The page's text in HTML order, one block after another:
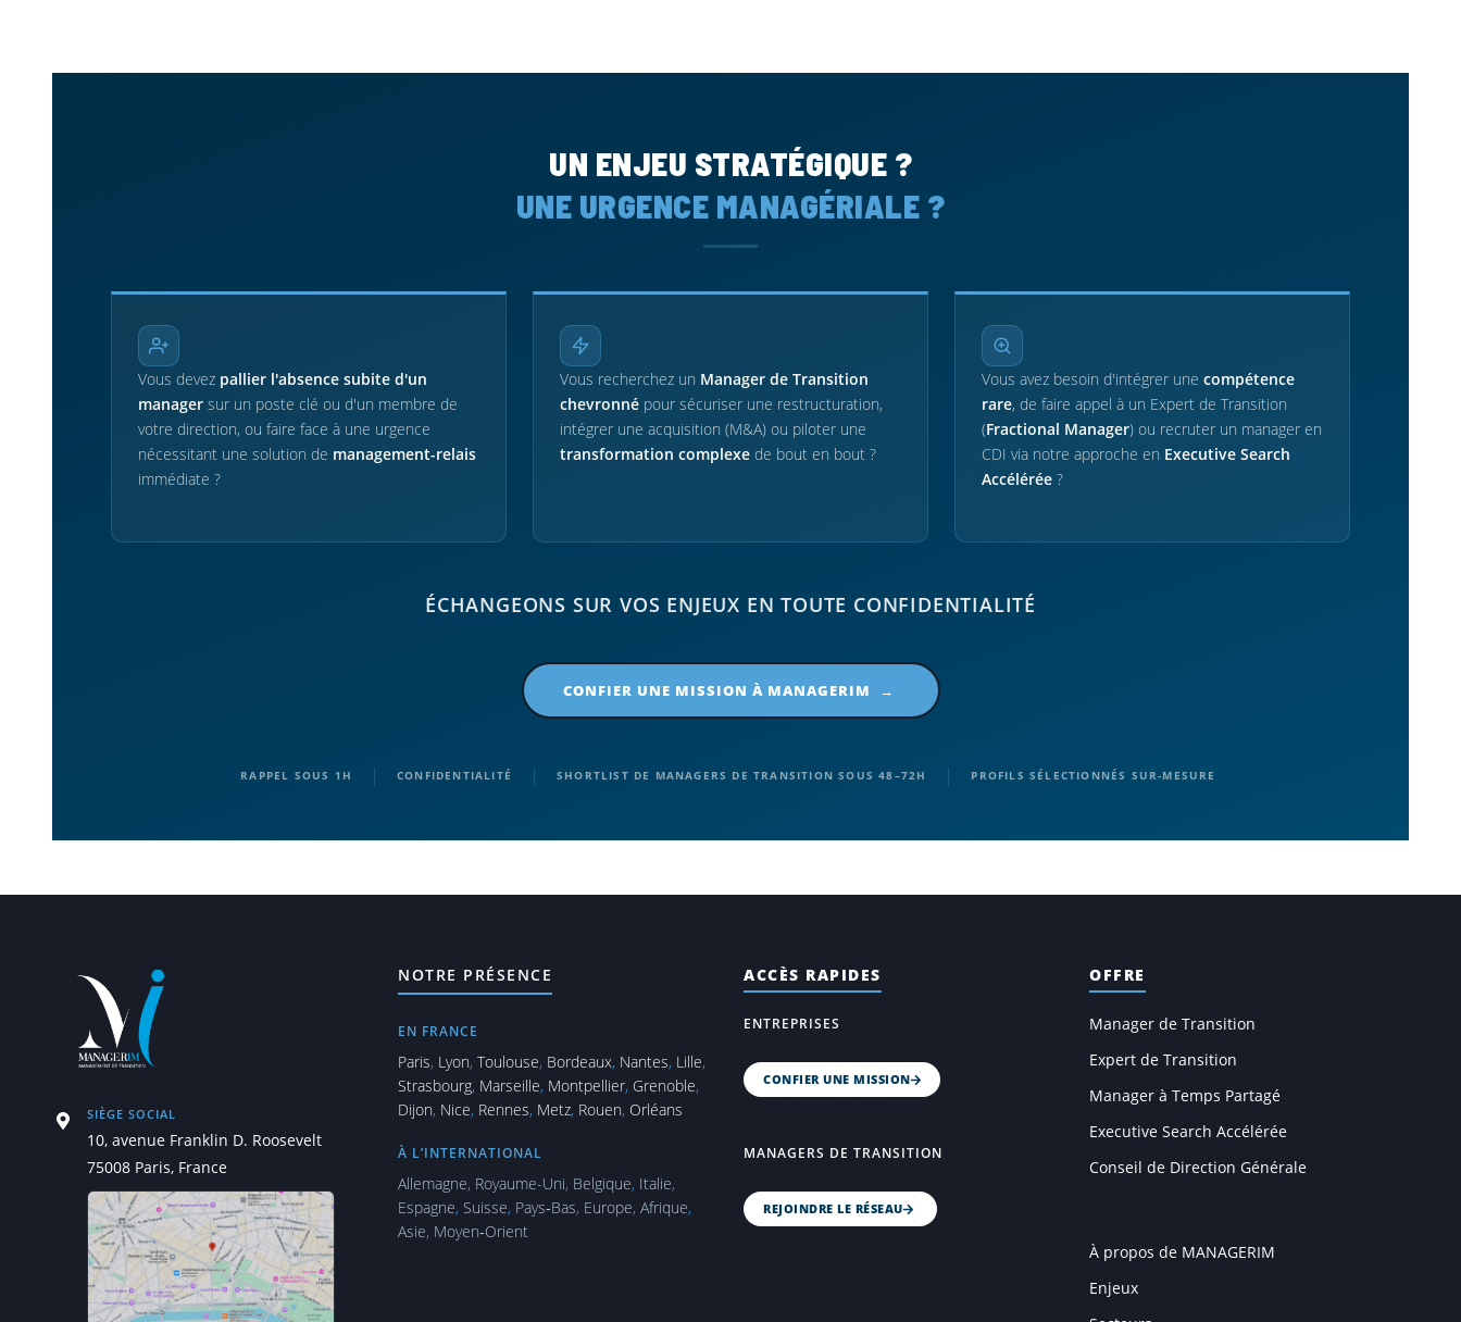
UN ENJEU STRATÉGIQUE ?
UNE URGENCE MANAGÉRIALE ?
Vous devez pallier l'absence subite d'un
manager sur un poste clé ou d'un membre de
votre direction, ou faire face à une urgence
nécessitant une solution de management-relais
immédiate ?
Vous recherchez un Manager de Transition
chevronné pour sécuriser une restructuration,
intégrer une acquisition (M&A) ou piloter une
transformation complexe de bout en bout ?
Vous avez besoin d'intégrer une compétence
rare, de faire appel à un Expert de Transition
(Fractional Manager) ou recruter un manager en
CDI via notre approche en Executive Search
Accélérée ?
ÉCHANGEONS SUR VOS ENJEUX EN TOUTE CONFIDENTIALITÉ
CONFIER UNE MISSION À MANAGERIM →
RAPPEL SOUS 1H | CONFIDENTIALITÉ | SHORTLIST DE MANAGERS DE TRANSITION SOUS 48–72H | PROFILS SÉLECTIONNÉS SUR-MESURE
SIÈGE SOCIAL
10, avenue Franklin D. Roosevelt
75008 Paris, France
NOTRE PRÉSENCE
EN FRANCE
Paris, Lyon, Toulouse, Bordeaux, Nantes, Lille,
Strasbourg, Marseille, Montpellier, Grenoble,
Dijon, Nice, Rennes, Metz, Rouen, Orléans
À L’INTERNATIONAL
Allemagne, Royaume-Uni, Belgique, Italie,
Espagne, Suisse, Pays‑Bas, Europe, Afrique,
Asie, Moyen‑Orient
ACCÈS RAPIDES
ENTREPRISES
CONFIER UNE MISSION
MANAGERS DE TRANSITION
REJOINDRE LE RÉSEAU
OFFRE
Manager de Transition
Expert de Transition
Manager à Temps Partagé
Executive Search Accélérée
Conseil de Direction Générale
COMPANY
À propos de MANAGERIM
Enjeux